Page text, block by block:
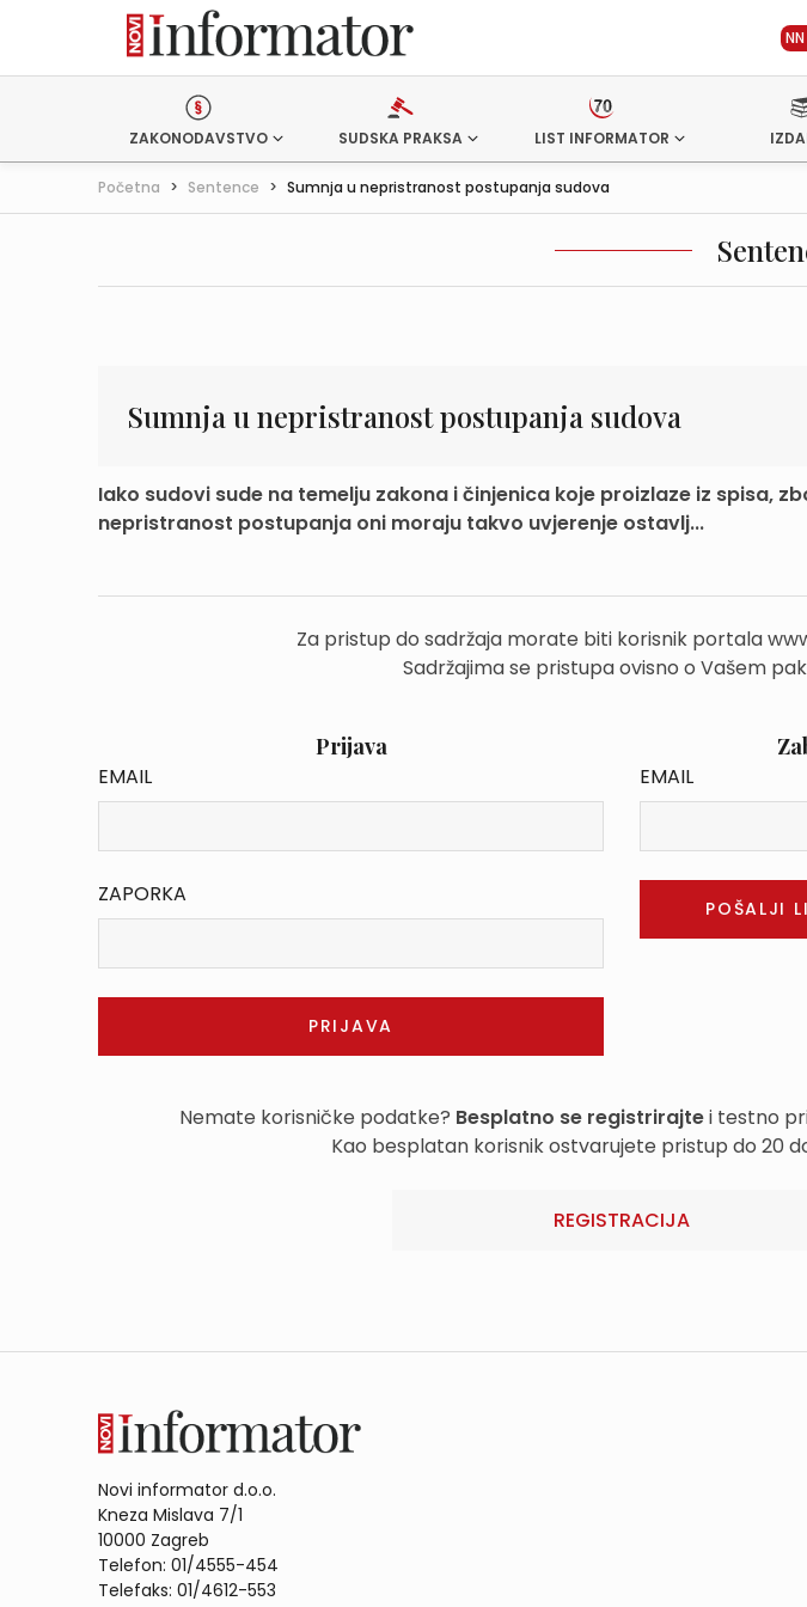
ZAKONODAVSTVO SUDSKA PRAKSA LIST INFORMATOR
Početna > Sentence > Sumnja u nepristranost postupanja sudova
Sumnja u nepristranost postupanja sudova
Iako sudovi sude na temelju zakona i činjenica koje proizlaze iz spisa,
nepristranost postupanja oni moraju takvo uvjerenje ostavlj...
Za pristup do sadržaja morate biti korisnik portala
Sadržajima se pristupa ovisno o Vašem
Prijava
EMAIL
ZAPORKA
EMAIL
Nemate korisničke podatke? Besplatno se registrirajtei testno
Kao besplatan korisnik ostvarujete pristup do 20
REGISTRACIJA
Novi informator d.o.o.
Kneza Mislava 7/1
10000 Zagreb
Telefon: 01/4555-454
Telefaks: 01/4612-553